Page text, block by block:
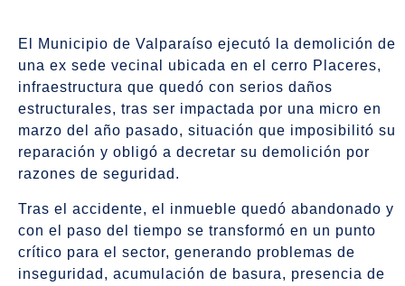
El Municipio de Valparaíso ejecutó la demolición de
una ex sede vecinal ubicada en el cerro Placeres,
infraestructura que quedó con serios daños
estructurales, tras ser impactada por una micro en
marzo del año pasado, situación que imposibilitó su
reparación y obligó a decretar su demolición por
razones de seguridad.
Tras el accidente, el inmueble quedó abandonado y
con el paso del tiempo se transformó en un punto
crítico para el sector, generando problemas de
inseguridad, acumulación de basura, presencia de